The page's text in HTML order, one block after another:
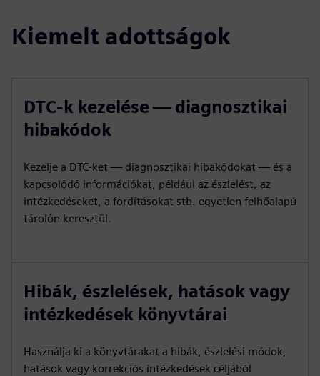
Kiemelt adottságok
DTC-k kezelése — diagnosztikai
hibakódok
Kezelje a DTC-ket — diagnosztikai hibakódokat — és a
kapcsolódó információkat, például az észlelést, az
intézkedéseket, a fordításokat stb. egyetlen felhőalapú
tárolón keresztül.
Hibák, észlelések, hatások vagy
intézkedések könyvtárai
Használja ki a könyvtárakat a hibák, észlelési módok,
hatások vagy korrekciós intézkedések céljából